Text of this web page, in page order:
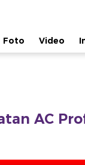
Foto Video
AC